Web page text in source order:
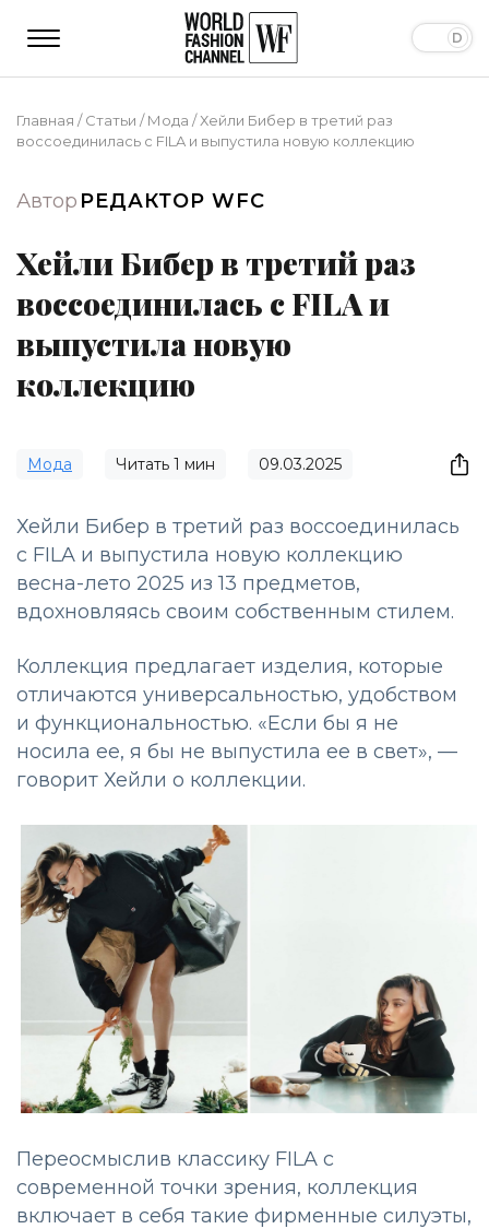
Главная /Статьи /Мода /Хейли Бибер в третий раз
воссоединилась с FILA и выпустила новую коллекцию
Автор РЕДАКТОР WFC
Хейли Бибер в третий раз
воссоединилась с FILA и
выпустила новую
коллекцию
Мода Читать 1 мин 09.03.2025
Хейли Бибер в третий раз воссоединилась
с FILA и выпустила новую коллекцию
весна-лето 2025 из 13 предметов,
вдохновляясь своим собственным стилем.
Коллекция предлагает изделия, которые
отличаются универсальностью, удобством
и функциональностью. «Если бы я не
носила ее, я бы не выпустила ее в свет», —
говорит Хейли о коллекции.
Переосмыслив классику FILA с
современной точки зрения, коллекция
включает в себя такие фирменные силуэты,